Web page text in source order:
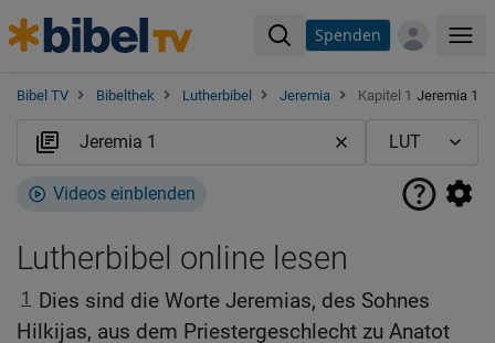
Spenden
Bibel TV Bibelthek Lutherbibel Jeremia Kapitel 1 Jeremia 1
Videos einblenden
Lutherbibel online lesen
1 Dies sind die Worte Jeremias, des Sohnes
Hilkijas, aus dem Priestergeschlecht zu Anatot